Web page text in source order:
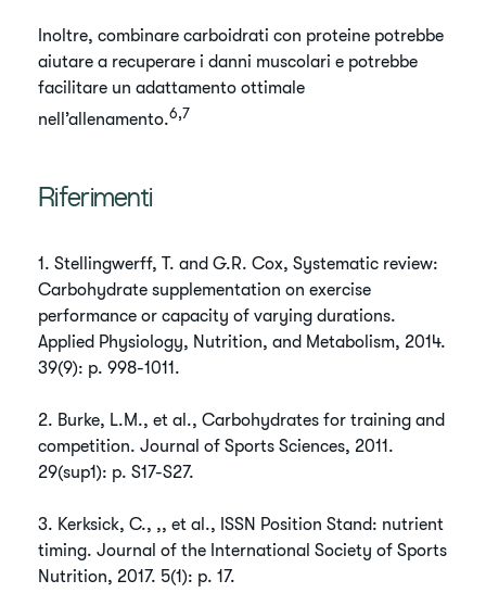
​Inoltre, combinare carboidrati con proteine potrebbe
aiutare a recuperare i danni muscolari e potrebbe
facilitare un adattamento ottimale
nell’allenamento.6,7
​Riferimenti
​1. Stellingwerff, T. and G.R. Cox, Systematic review:
Carbohydrate supplementation on exercise
performance or capacity of varying durations.
Applied Physiology, Nutrition, and Metabolism, 2014.
39(9): p. 998-1011.
​2. Burke, L.M., et al., Carbohydrates for training and
competition. Journal of Sports Sciences, 2011.
29(sup1): p. S17-S27.
​3. Kerksick, C., ,, et al., ISSN Position Stand: nutrient
timing. Journal of the International Society of Sports
Nutrition, 2017. 5(1): p. 17.